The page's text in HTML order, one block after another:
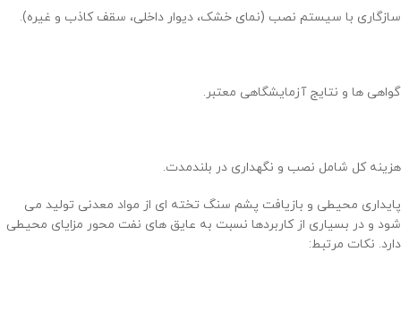
سازگاری با سیستم نصب (نمای خشک، دیوار داخلی، سقف کاذب و غیره).
گواهی ها و نتایج آزمایشگاهی معتبر.
هزینه کل شامل نصب و نگهداری در بلندمدت.
پایداری محیطی و بازیافت پشم سنگ تخته ای از مواد معدنی تولید می
شود و در بسیاری از کاربردها نسبت به عایق های نفت محور مزایای محیطی
دارد. نکات مرتبط: